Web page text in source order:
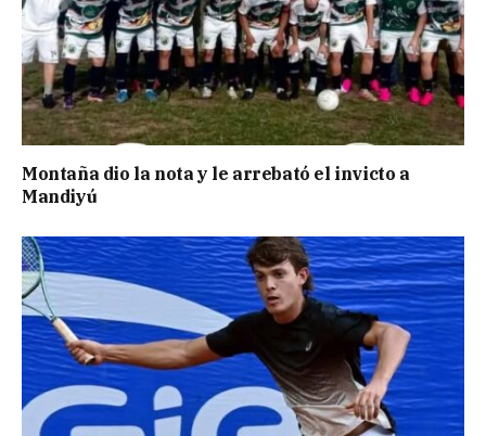
Montaña dio la nota y le arrebató el invicto a
Mandiyú